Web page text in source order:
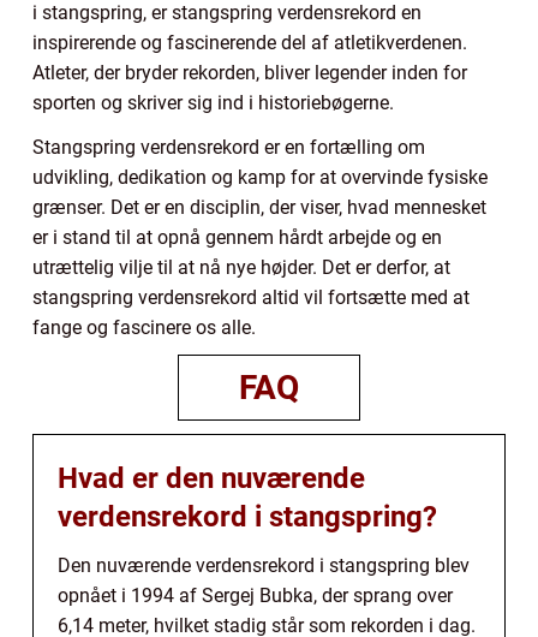
i stangspring, er stangspring verdensrekord en
inspirerende og fascinerende del af atletikverdenen.
Atleter, der bryder rekorden, bliver legender inden for
sporten og skriver sig ind i historiebøgerne.
Stangspring verdensrekord er en fortælling om
udvikling, dedikation og kamp for at overvinde fysiske
grænser. Det er en disciplin, der viser, hvad mennesket
er i stand til at opnå gennem hårdt arbejde og en
utrættelig vilje til at nå nye højder. Det er derfor, at
stangspring verdensrekord altid vil fortsætte med at
fange og fascinere os alle.
FAQ
Hvad er den nuværende
verdensrekord i stangspring?
Den nuværende verdensrekord i stangspring blev
opnået i 1994 af Sergej Bubka, der sprang over
6,14 meter, hvilket stadig står som rekorden i dag.